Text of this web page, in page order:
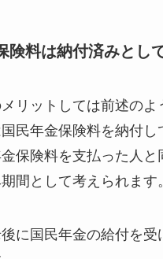
険料は納付済みとし
リットしては前述のよ
民年金保険料を納付し
金保険料を支払った人と
間として考えられます。
に国民年金の給付を受